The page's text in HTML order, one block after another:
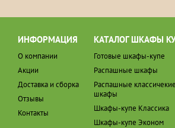
ИНФОРМАЦИЯ
О компании
Акции
Доставка и сборка
Отзывы
Контакты
КАТАЛОГ ШКАФЫ
Готовые шкафы-купе
Распашные шкафы
Распашные классичекие
шкафы
Шкафы-купе Классика
Шкафы-купе Эконом